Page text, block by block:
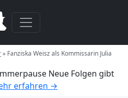
» Fanziska Weisz als Kommissarin Julia
Neue Folgen gibt
erfahren →